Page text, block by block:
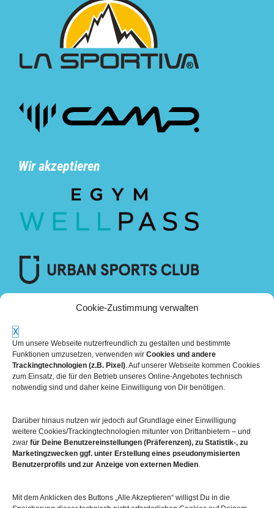
Cookie-Zustimmung verwalten
X
Um unsere Webseite nutzerfreundlich zu gestalten und bestimmte
Funktionen umzusetzen, verwenden wir Cookies und andere
Trackingtechnologien (z.B. Pixel). Auf unserer Webseite kommen Cookies
zum Einsatz, die für den Betrieb unseres Online-Angebotes technisch
notwendig sind und daher keine Einwilligung von Dir benötigen.
Darüber hinaus nutzen wir jedoch auf Grundlage einer Einwilligung
weitere Cookies/Trackingtechnologien mitunter von Drittanbietern – und
zwar für Deine Benutzereinstellungen (Präferenzen), zu Statistik-, zu
Marketingzwecken ggf. unter Erstellung eines pseudonymisierten
Benutzerprofils und zur Anzeige von externen Medien.
Mit dem Anklicken des Buttons „Alle Akzeptieren“ willigst Du in die
Wir akzeptieren
Mehr über die Boulderwelt
Unsere Hallen im Überblick